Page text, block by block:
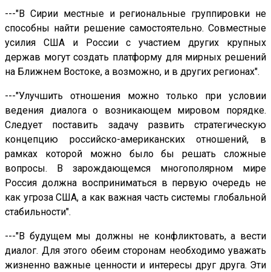
---"В Сирии местные и региональные группировки не
способны найти решение самостоятельно. Совместные
усилия США и России с участием других крупных
держав могут создать платформу для мирных решений
на Ближнем Востоке, а возможно, и в других регионах".
---"Улучшить отношения можно только при условии
ведения диалога о возникающем мировом порядке.
Следует поставить задачу развить стратегическую
концепцию российско-американских отношений, в
рамках которой можно было бы решать сложные
вопросы. В зарождающемся многополярном мире
Россия должна восприниматься в первую очередь не
как угроза США, а как важная часть системы глобальной
стабильности".
---"В будущем мы должны не конфликтовать, а вести
диалог. Для этого обеим сторонам необходимо уважать
жизненно важные ценности и интересы друг друга. Эти